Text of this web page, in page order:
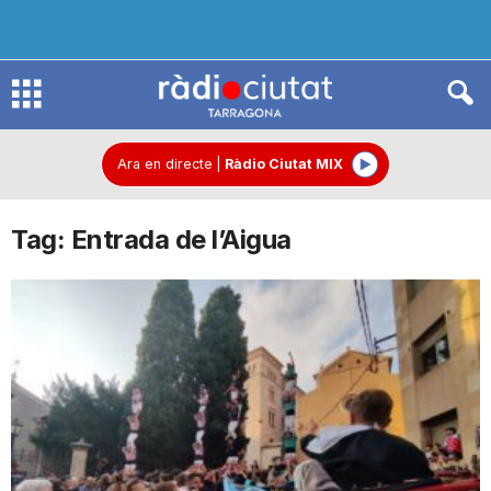
R
d
C
Ara en directe Ràdio Ciutat MIX
Tag: Entrada de l’Aigua